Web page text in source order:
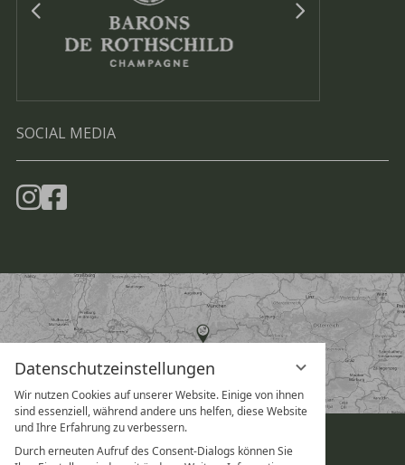
Datenschutzeinstellungen
Wir nutzen Cookies auf unserer Website. Einige von ihnen
sind essenziell, während andere uns helfen, diese Website
und Ihre Erfahrung zu verbessern.
Durch erneuten Aufruf des Consent-Dialogs können Sie
SOCIAL MEDIA